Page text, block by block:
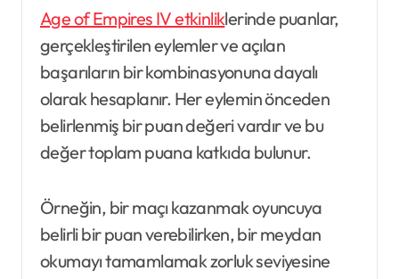
Age of Empires IV etkinliklerinde puanlar,
gerçekleştirilen eylemler ve açılan
başarıların bir kombinasyonuna dayalı
olarak hesaplanır. Her eylemin önceden
belirlenmiş bir puan değeri vardır ve bu
değer toplam puana katkıda bulunur.
Örneğin, bir maçı kazanmak oyuncuya
belirli bir puan verebilirken, bir meydan
okumayı tamamlamak zorluk seviyesine